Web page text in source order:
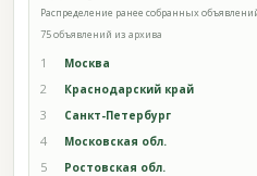
Распределение ранее собранных
75 объявлений из архива
1 Москва
2 Краснодарский край
3 Санкт-Петербург
4 Московская обл.
5 Ростовская обл.